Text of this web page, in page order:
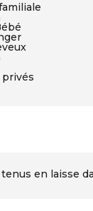
privés
en laisse